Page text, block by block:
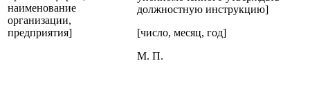
наименование
организации,
предприятия]
должностную инструкцию]
[число, месяц, год]
М. П.